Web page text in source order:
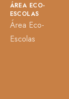
ÁREA ECO-
ESCOLAS
Área Eco-
Escolas